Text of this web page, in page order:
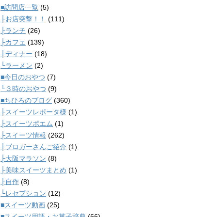
■訪問店一覧 (5)
├お店突撃！！
(111)
├ランチ (26)
├カフェ (139)
├ディナー (18)
└ラーメン (2)
■今日のおやつ (7)
└３時のおやつ (9)
■ちひろのブログ (360)
├スイーツレポータ様 (1)
├スイーツポエム (1)
├スイーツ情報 (262)
├ブロガーさんご紹介 (1)
├大阪マラソン (8)
├美味スイーツまとめ (1)
├自作 (8)
└レセプション (12)
■スイーツ動画 (25)